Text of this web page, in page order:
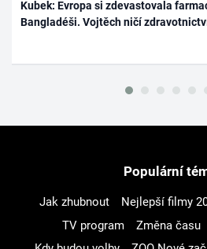
Kubek: Evropa si zdevastovala
Bangladéši. Vojtěch ničí
Populární
Jak zhubnout Nejlepší filmy
TV program
Změna času